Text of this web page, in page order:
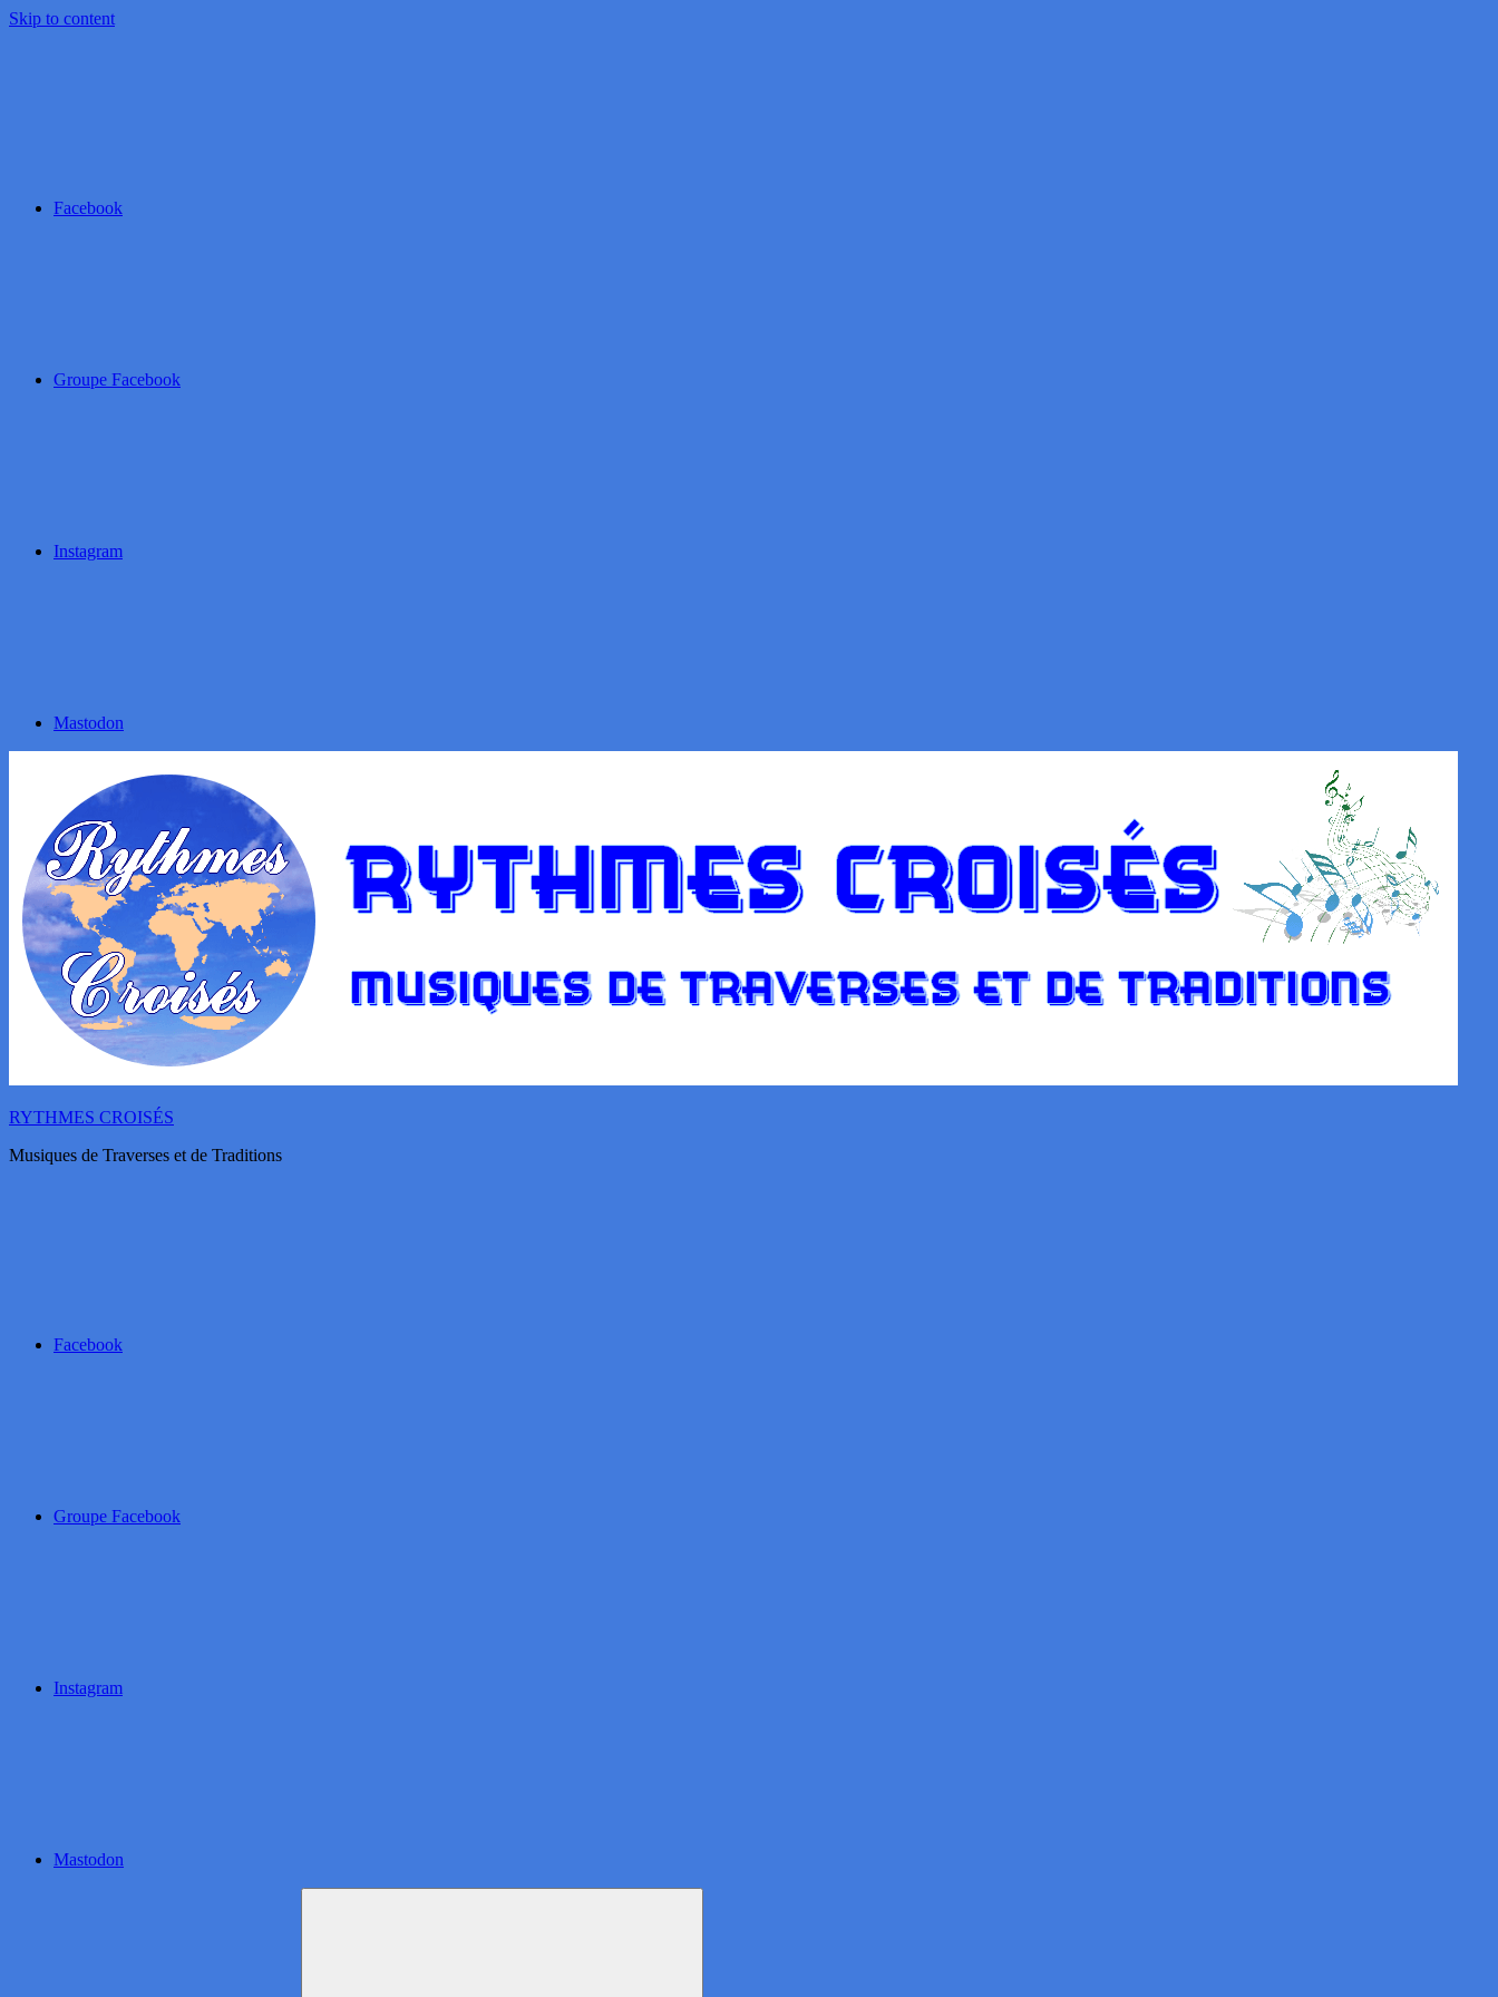
Skip to content
Facebook
Groupe Facebook
Instagram
Mastodon
RYTHMES CROISÉS
Musiques de Traverses et de Traditions
Facebook
Groupe Facebook
Instagram
Mastodon